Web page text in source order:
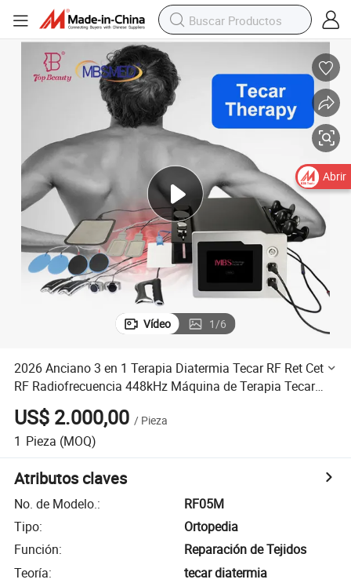
Vídeo 1/6
2026 Anciano 3 en 1 Terapia Diatermia Tecar RF Ret Cet
RF Radiofrecuencia 448kHz Máquina de Terapia Tecar
Fisioterapia
US$ 2.000,00 / Pieza
1 Pieza (MOQ)
Atributos claves
No. de Modelo.:
RF05M
Tipo:
Ortopedia
Función:
Reparación de Tejidos
Teoría:
tecar diatermia
Abrir